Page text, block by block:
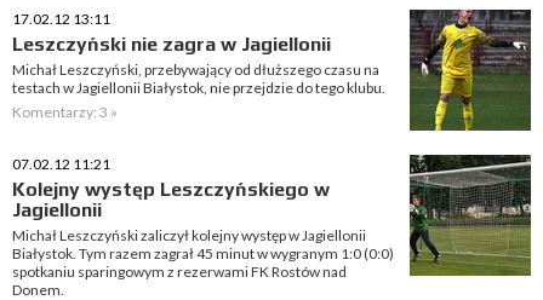
17.02.12 13:11
Leszczyński nie zagra w Jagiellonii
Michał Leszczyński, przebywający od dłuższego czasu na
testach w Jagiellonii Białystok, nie przejdzie do tego klubu.
Komentarzy: 3 »
07.02.12 11:21
Kolejny występ Leszczyńskiego w
Jagiellonii
Michał Leszczyński zaliczył kolejny występ w Jagiellonii
Białystok. Tym razem zagrał 45 minut w wygranym 1:0 (0:0)
spotkaniu sparingowym z rezerwami FK Rostów nad
Donem.